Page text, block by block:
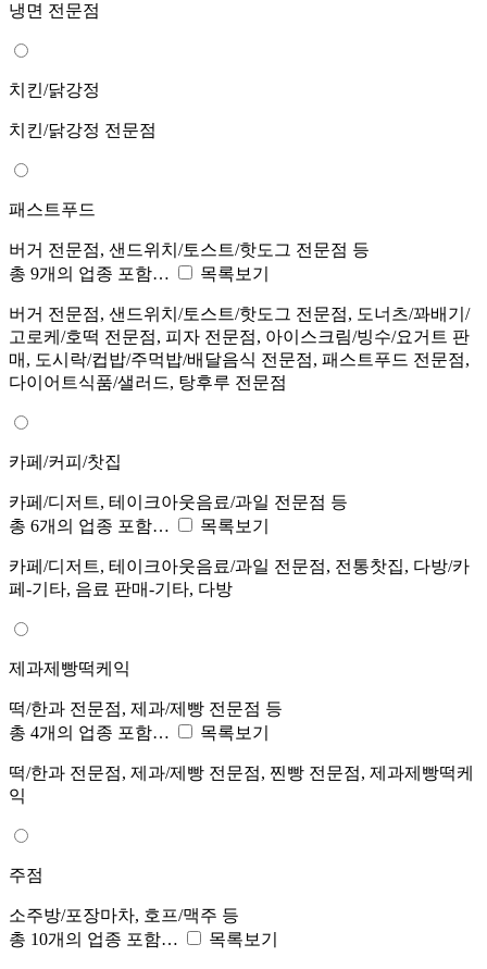
냉면 전문점
치킨/닭강정
치킨/닭강정 전문점
패스트푸드
버거 전문점, 샌드위치/토스트/핫도그 전문점 등
총 9개의 업종 포함…
목록보기
버거 전문점, 샌드위치/토스트/핫도그 전문점, 도너츠/꽈배기/
고로케/호떡 전문점, 피자 전문점, 아이스크림/빙수/요거트 판
매, 도시락/컵밥/주먹밥/배달음식 전문점, 패스트푸드 전문점,
다이어트식품/샐러드, 탕후루 전문점
카페/커피/찻집
카페/디저트, 테이크아웃음료/과일 전문점 등
총 6개의 업종 포함…
목록보기
카페/디저트, 테이크아웃음료/과일 전문점, 전통찻집, 다방/카
페-기타, 음료 판매-기타, 다방
제과제빵떡케익
떡/한과 전문점, 제과/제빵 전문점 등
총 4개의 업종 포함…
목록보기
떡/한과 전문점, 제과/제빵 전문점, 찐빵 전문점, 제과제빵떡케
익
주점
소주방/포장마차, 호프/맥주 등
총 10개의 업종 포함…
목록보기